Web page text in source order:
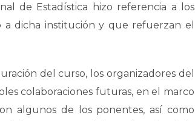
de Estadística hizo referencia a los
a dicha institución y que refuerzan el
del curso, los organizadores del
colaboraciones futuras, en el marco
algunos de los ponentes, así como